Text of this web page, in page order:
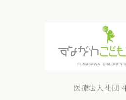
医療法人社団